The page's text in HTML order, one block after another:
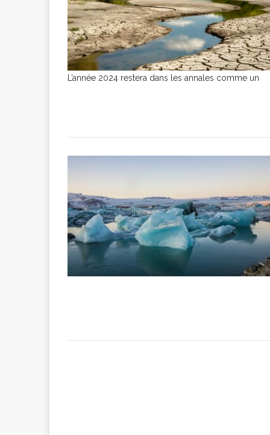
[ 7 février 2026 ]
[ 6 février 2026 ]
l’AVC chez
l’ambition
[ 2 février 2026 ]
financier
[ 15 octobre 2025 ]
L’année 2024 restera dans les annales comme un